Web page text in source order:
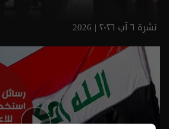
نشرة ٦ آب ٢٠٢٦ | 2026